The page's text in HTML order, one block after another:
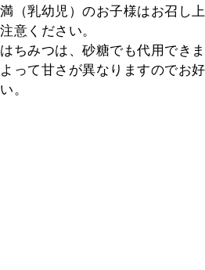
満（乳幼児）のお子様はお召し
注意ください。
はちみつは、砂糖でも代用でき
よって甘さが異なりますのでお
い。